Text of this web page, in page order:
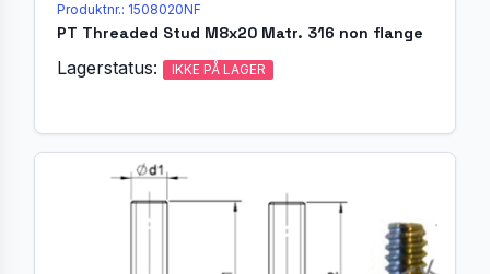
Produktnr.: 1508020NF
PT Threaded Stud M8x20 Matr. 316 non flange
Lagerstatus: IKKE PÅ LAGER